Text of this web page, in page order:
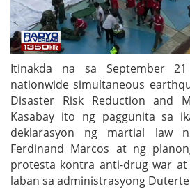
Itinakda na sa September
nationwide simultaneous
Disaster Risk Reduction and
Kasabay ito ng paggunita sa
deklarasyon ng martial law
Ferdinand Marcos at ng
protesta kontra anti-drug war
laban sa administrasyong